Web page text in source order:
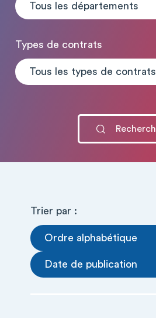
Tous les départements
Types de contrats
Tous les types de contrats
Trier par :
Ordre alphabétique
Date de publication